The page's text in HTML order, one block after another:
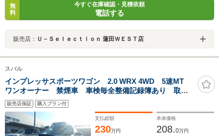
無
料
今すぐ在庫確認・見積依頼
電話する
販売店： Ｕ－Ｓｅｌｅｃｔｉｏｎ 蓮田ＷＥＳＴ店
スバル
インプレッサスポーツワゴン 2.0 WRX 4WD 5速MT
ワンオーナー 禁煙車 車検毎全整備記録簿あり 取説/
メンテナンスノート WRブルー 前後ドラレコ キーレ
ス ETC 走行47000キロ
販売店保証 購入プラン付
支払総額
230万円
本体価格
208.0万円